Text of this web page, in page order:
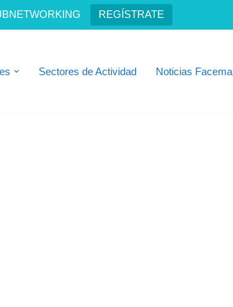
REGÍSTRATE
Sectores de Actividad Noticias